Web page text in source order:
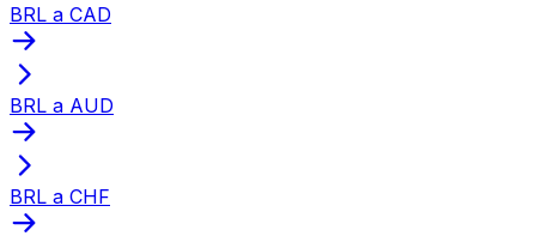
BRL a CAD
BRL a AUD
BRL a CHF